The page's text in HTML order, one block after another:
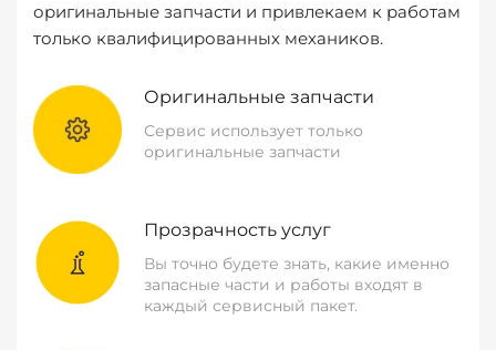
оригинальные запчасти и привлекаем к работам
только квалифицированных механиков.
Оригинальные запчасти
Сервис использует только
оригинальные запчасти
Прозрачность услуг
Вы точно будете знать, какие именно
запасные части и работы входят в
каждый сервисный пакет.